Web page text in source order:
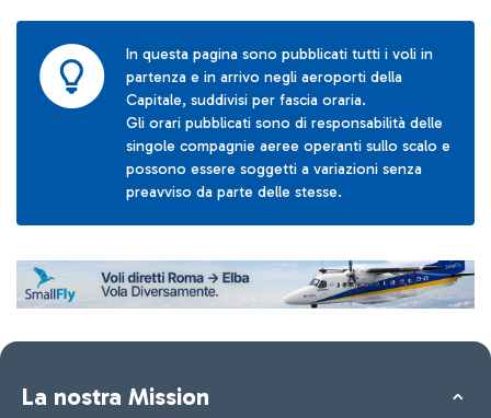
In questa pagina sono pubblicati tutti i voli in
partenza e in arrivo negli aeroporti della
Capitale, suddivisi per fascia oraria.
Gli orari pubblicati sono di responsabilità delle
singole compagnie aeree operanti sullo scalo e
possono essere soggetti a variazioni senza
preavviso da parte delle stesse.
La nostra Mission